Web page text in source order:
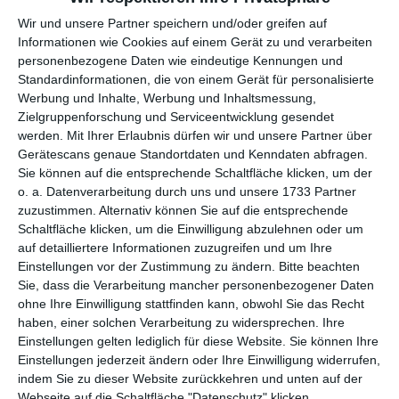
Wir und unsere Partner speichern und/oder greifen auf
Informationen wie Cookies auf einem Gerät zu und verarbeiten
personenbezogene Daten wie eindeutige Kennungen und
Standardinformationen, die von einem Gerät für personalisierte
Werbung und Inhalte, Werbung und Inhaltsmessung,
Zielgruppenforschung und Serviceentwicklung gesendet
werden.
Mit Ihrer Erlaubnis dürfen wir und unsere Partner über
Gerätescans genaue Standortdaten und Kenndaten abfragen.
Sie können auf die entsprechende Schaltfläche klicken, um der
o. a. Datenverarbeitung durch uns und unsere 1733 Partner
zuzustimmen. Alternativ können Sie auf die entsprechende
Schaltfläche klicken, um die Einwilligung abzulehnen oder um
auf detailliertere Informationen zuzugreifen und um Ihre
Einstellungen vor der Zustimmung zu ändern.
Bitte beachten
Sie, dass die Verarbeitung mancher personenbezogener Daten
ohne Ihre Einwilligung stattfinden kann, obwohl Sie das Recht
haben, einer solchen Verarbeitung zu widersprechen. Ihre
Einstellungen gelten lediglich für diese Website. Sie können Ihre
Einstellungen jederzeit ändern oder Ihre Einwilligung widerrufen,
indem Sie zu dieser Website zurückkehren und unten auf der
TEILEN
Facebook, Twitter, WhatsApp, ...
WEITERE KARTEN IN DIESEN
KATEGORIEN ANSEHEN
Religiöse Feste und Feiertage
Christliche Religion und Feiertage
Weihnachten, Weihnachtskarten
Weihnachtskarten für Kinder
besinnliche Weihnachtsgrüße